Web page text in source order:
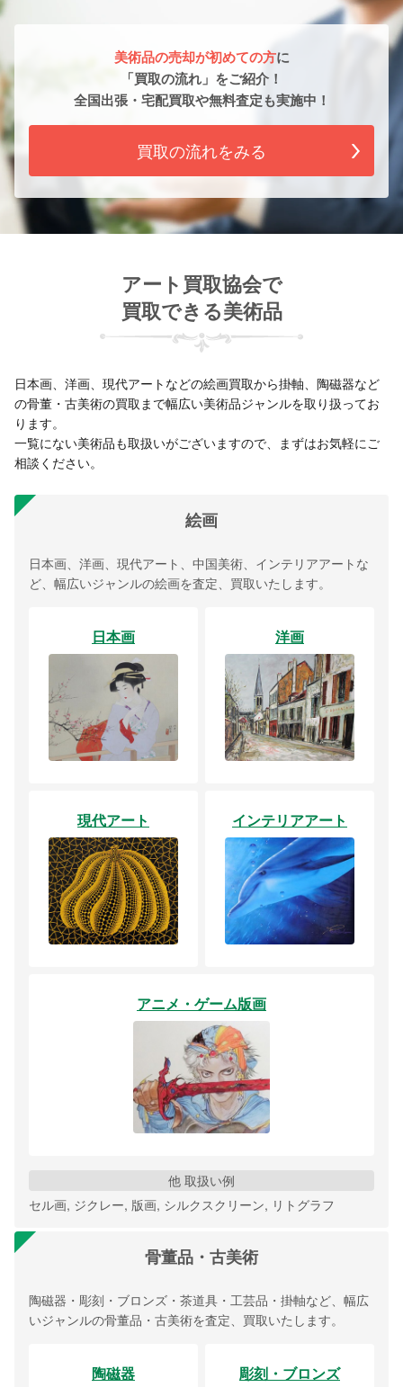
美術品の売却が初めての方に
「買取の流れ」をご紹介！
全国出張・宅配買取や無料査定も実施中！
買取の流れをみる
アート買取協会で
買取できる美術品
日本画、洋画、現代アートなどの絵画買取から掛軸、陶磁器など
の骨董・古美術の買取まで幅広い美術品ジャンルを取り扱ってお
ります。
一覧にない美術品も取扱いがございますので、まずはお気軽にご
相談ください。
絵画
日本画、洋画、現代アート、中国美術、インテリアアートな
ど、幅広いジャンルの絵画を査定、買取いたします。
日本画 洋画
現代アート インテリアアート
アニメ・ゲーム版画
他 取扱い例
セル画, ジクレー, 版画, シルクスクリーン, リトグラフ
骨董品・古美術
陶磁器・彫刻・ブロンズ・茶道具・工芸品・掛軸など、幅広
いジャンルの骨董品・古美術を査定、買取いたします。
陶磁器 彫刻・ブロンズ